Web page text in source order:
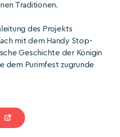
Traditionen.
des Projekts
mit dem Handy Stop-
Geschichte der Königin
dem Purimfest zugrunde